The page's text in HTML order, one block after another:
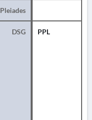
Pleiades
DSG PPL